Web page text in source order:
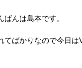
んは島本です。
ばかりなので今日は